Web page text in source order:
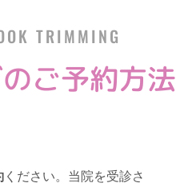
TRIMMING
ご予約方法
ください。当院を受診さ